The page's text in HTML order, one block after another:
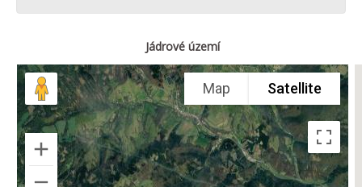
Jádrové území
Map Satellite